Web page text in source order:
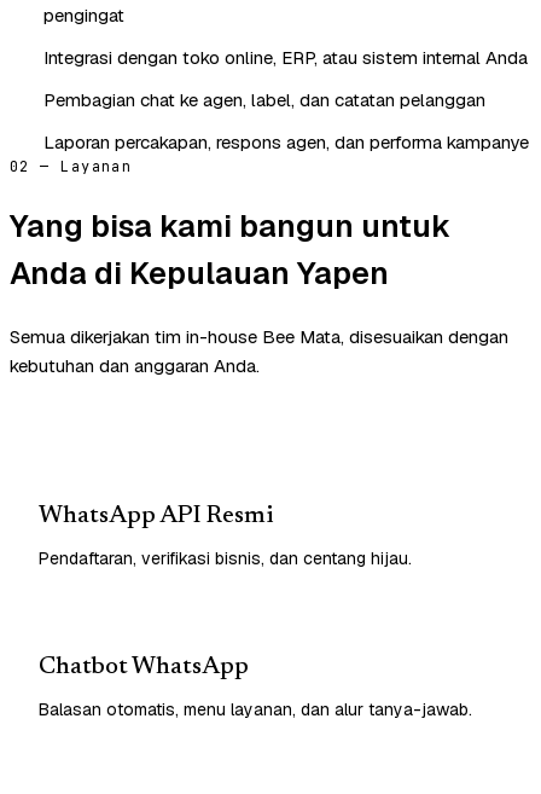
pengingat
Integrasi dengan toko online, ERP, atau sistem internal Anda
Pembagian chat ke agen, label, dan catatan pelanggan
Laporan percakapan, respons agen, dan performa kampanye
02 — Layanan
Yang bisa kami bangun untuk
Anda di Kepulauan Yapen
Semua dikerjakan tim in-house Bee Mata, disesuaikan dengan
kebutuhan dan anggaran Anda.
WhatsApp API Resmi
Pendaftaran, verifikasi bisnis, dan centang hijau.
Chatbot WhatsApp
Balasan otomatis, menu layanan, dan alur tanya-jawab.